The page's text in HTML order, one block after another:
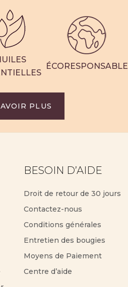
ÉCORESPONSABLE
PLUS
BESOIN D’AIDE
Droit de retour de 30 jours
Contactez-nous
Conditions générales
Entretien des bougies
Moyens de Paiement
Centre d’aide